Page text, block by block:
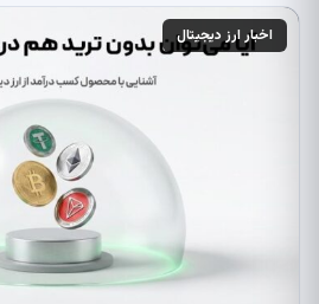
اخبار ارز دیجیتال